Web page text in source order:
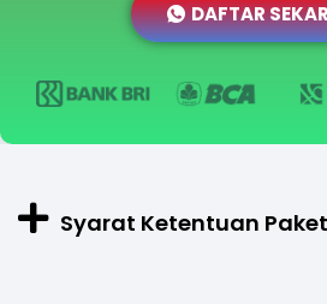
DAFTAR
Syarat Ketentuan Paket